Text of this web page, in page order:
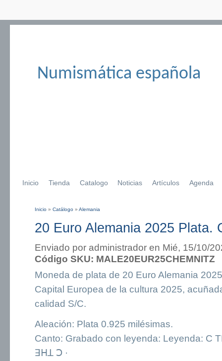
Numismática española
Inicio Tienda Catalogo Noticias Artículos Agenda
Inicio » Catálogo » Alemania
20 Euro Alemania 2025 Plata.
Enviado por administrador en Mié, 15/10/
Código SKU: MALE20EUR25CHEMNITZ
Moneda de plata de 20 Euro Alemania
Capital Europea de la cultura 2025,
calidad S/C.
Aleación: Plata 0.925 milésimas.
Canto: Grabado con leyenda: Leyenda: C
ꓱꓧꓕ ꓛ ·